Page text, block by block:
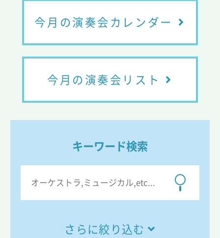
今月の演奏会カレンダー
今月の演奏会リスト
キーワード検索
さらに絞り込む